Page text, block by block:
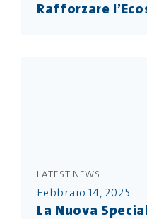
Rafforzare
LATEST NEWS
Febbraio 14, 2025
La Nuova